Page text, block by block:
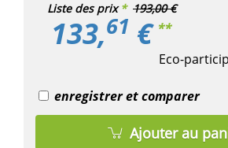
Liste des prix * 193,00 €
133,61 € **
Eco-
enregistrer et comparer
Ajouter au